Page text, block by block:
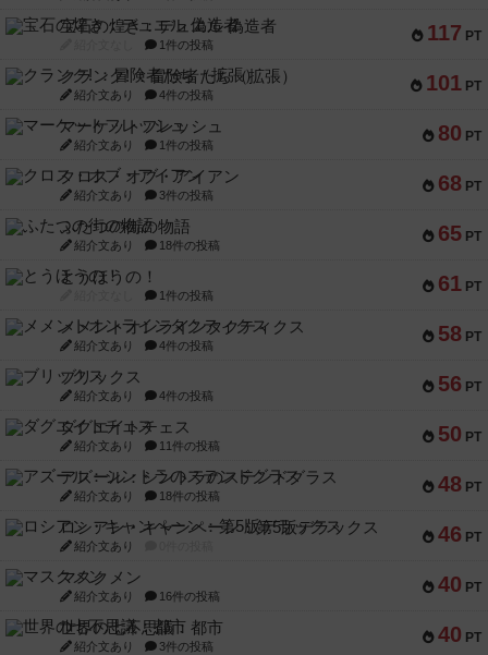
117 PT
宝石の煌き：デュエル 偽造者
1件の投稿
101 PT
クランク! ：冒険者たち（拡張）
紹介文あり 4件の投稿
80 PT
マーケットフレッシュ
紹介文あり 1件の投稿
68 PT
クロス・オブ・アイアン
紹介文あり 3件の投稿
65 PT
ふたつの街の物語
紹介文あり 18件の投稿
61 PT
とうほうの！
1件の投稿
58 PT
メメントオンラインタクティクス
紹介文あり 4件の投稿
56 PT
ブリックス
紹介文あり 4件の投稿
50 PT
ダグエイトチェス
紹介文あり 11件の投稿
48 PT
アズール：シントラのステンドグラス
紹介文あり 18件の投稿
46 PT
ロシアン・キャンペーン：第5版デラックス
紹介文あり
40 PT
マスクメン
紹介文あり 16件の投稿
40 PT
世界の七不思議：都市
紹介文あり 3件の投稿